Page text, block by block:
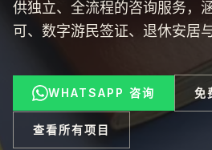
供独立、全流程的咨询服务，
可、数字游民签证、退休安居
WHATSAPP 咨询 免
查看所有项目